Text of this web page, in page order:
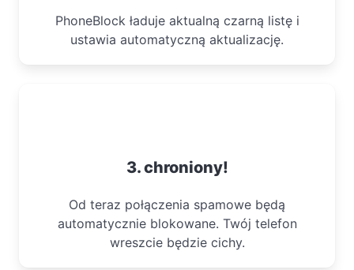
PhoneBlock ładuje aktualną czarną listę i
ustawia automatyczną aktualizację.
3. chroniony!
Od teraz połączenia spamowe będą
automatycznie blokowane. Twój telefon
wreszcie będzie cichy.